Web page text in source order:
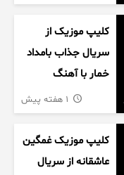
کلیپ موزیک از
سریال جذاب بامداد
خمار با آهنگ
عاشقانه
کلیپ موزیک غمگین
عاشقانه از سریال